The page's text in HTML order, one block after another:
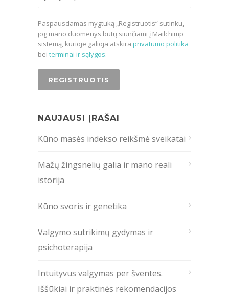
Paspausdamas mygtuką „Registruotis“ sutinku,
jog mano duomenys būtų siunčiami į Mailchimp
sistemą, kurioje galioja atskira privatumo politika
bei terminai ir sąlygos.
NAUJAUSI ĮRAŠAI
Kūno masės indekso reikšmė sveikatai
Mažų žingsnelių galia ir mano reali
istorija
Kūno svoris ir genetika
Valgymo sutrikimų gydymas ir
psichoterapija
Intuityvus valgymas per šventes.
Iššūkiai ir praktinės rekomendacijos